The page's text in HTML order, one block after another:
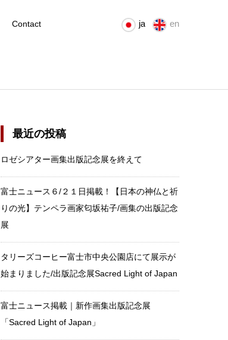
Contact ja en
最近の投稿
ロゼシアター画集出版記念展を終えて
富士ニュース６/２１日掲載！【日本の神仏と祈
りの光】テンペラ画家匂坂祐子/画集の出版記念
展
タリーズコーヒー富士市中央公園店にて展示が
始まりました/出版記念展Sacred Light of Japan
富士ニュース掲載｜新作画集出版記念展
「Sacred Light of Japan」